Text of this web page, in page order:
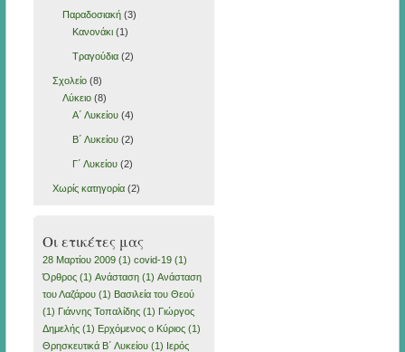
Παραδοσιακή(3)
Κανονάκι(1)
Τραγούδια(2)
Σχολείο(8)
Λύκειο(8)
Α΄ Λυκείου(4)
Β΄ Λυκείου(2)
Γ΄ Λυκείου(2)
Χωρίς κατηγορία(2)
Οι ετικέτες μας
28 Μαρτίου 2009(1) covid-19(1)
Όρθρος(1) Ανάσταση(1) Ανάσταση
του Λαζάρου(1) Βασιλεία του Θεού
(1) Γιάννης Τοπαλίδης(1) Γιώργος
Δημελής(1) Ερχόμενος ο Κύριος(1)
Θρησκευτικά Β΄ Λυκείου(1) Ιερός